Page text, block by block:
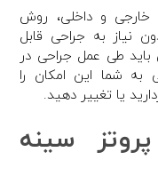
خارجی و داخلی، روش
نیاز به جراحی قابل
باید طی عمل جراحی در
به شما این امکان را
یا تغییر دهید.
سینه